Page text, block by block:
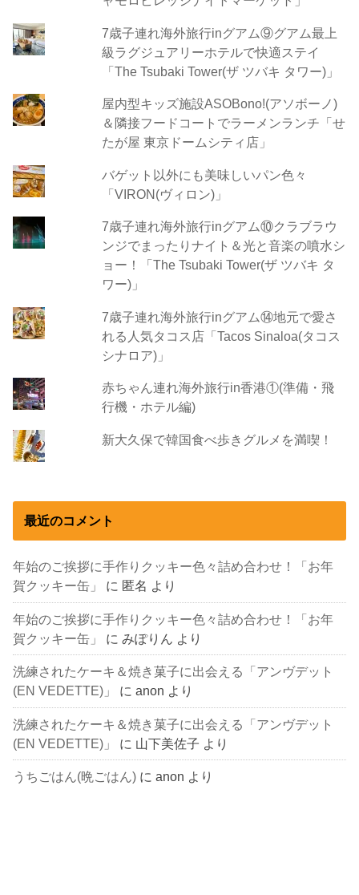
7歳子連れ海外旅行inグアム⑨グアム最上
級ラグジュアリーホテルで快適ステイ
「The Tsubaki Tower(ザ ツバキ タワー)」
屋内型キッズ施設ASOBono!(アソボーノ)
＆隣接フードコートでラーメンランチ「せ
たが屋 東京ドームシティ店」
バゲット以外にも美味しいパン色々
「VIRON(ヴィロン)」
7歳子連れ海外旅行inグアム⑩クラブラウ
ンジでまったりナイト＆光と音楽の噴水シ
ョー！「The Tsubaki Tower(ザ ツバキ タ
ワー)」
7歳子連れ海外旅行inグアム⑭地元で愛さ
れる人気タコス店「Tacos Sinaloa(タコス
シナロア)」
赤ちゃん連れ海外旅行in香港①(準備・飛
行機・ホテル編)
新大久保で韓国食べ歩きグルメを満喫！
最近のコメント
年始のご挨拶に手作りクッキー色々詰め合わせ！「お年
賀クッキー缶」
に 匿名 より
年始のご挨拶に手作りクッキー色々詰め合わせ！「お年
賀クッキー缶」
にみぽりん より
洗練されたケーキ＆焼き菓子に出会える「アンヴデット
(EN VEDETTE)」
にanon より
洗練されたケーキ＆焼き菓子に出会える「アンヴデット
(EN VEDETTE)」
に 山下美佐子 より
うちごはん(晩ごはん) にanon より